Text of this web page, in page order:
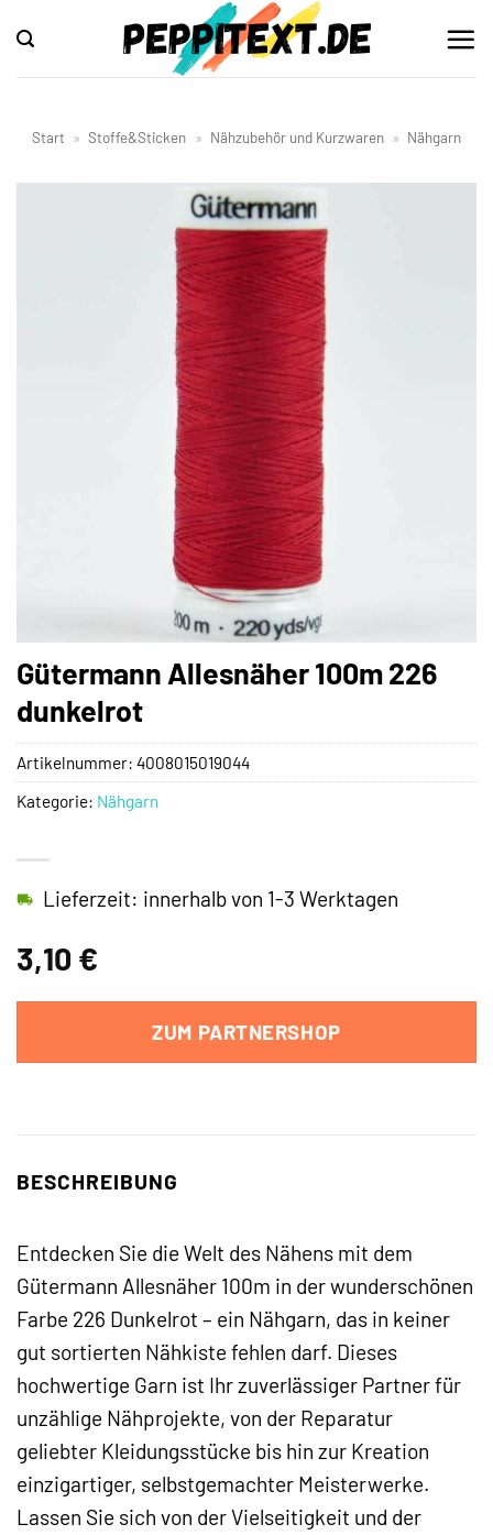
Inhalt
springen
Start » Stoffe&Sticken » Nähzubehör und Kurzwaren » Nähgarn
Gütermann Allesnäher 100m 226
dunkelrot
3,10 €
Lieferzeit: innerhalb von 1-3 Werktagen
ZUM PARTNERSHOP
Artikelnummer: 4008015019044
Kategorie: Nähgarn
BESCHREIBUNG
Entdecken Sie die Welt des Nähens mit dem
Gütermann Allesnäher 100m in der wunderschönen
Farbe 226 Dunkelrot – ein Nähgarn, das in keiner
gut sortierten Nähkiste fehlen darf. Dieses
hochwertige Garn ist Ihr zuverlässiger Partner für
unzählige Nähprojekte, von der Reparatur
geliebter Kleidungsstücke bis hin zur Kreation
einzigartiger, selbstgemachter Meisterwerke.
Lassen Sie sich von der Vielseitigkeit und der